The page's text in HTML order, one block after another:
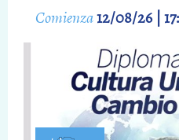
Comienza12/08/26 |